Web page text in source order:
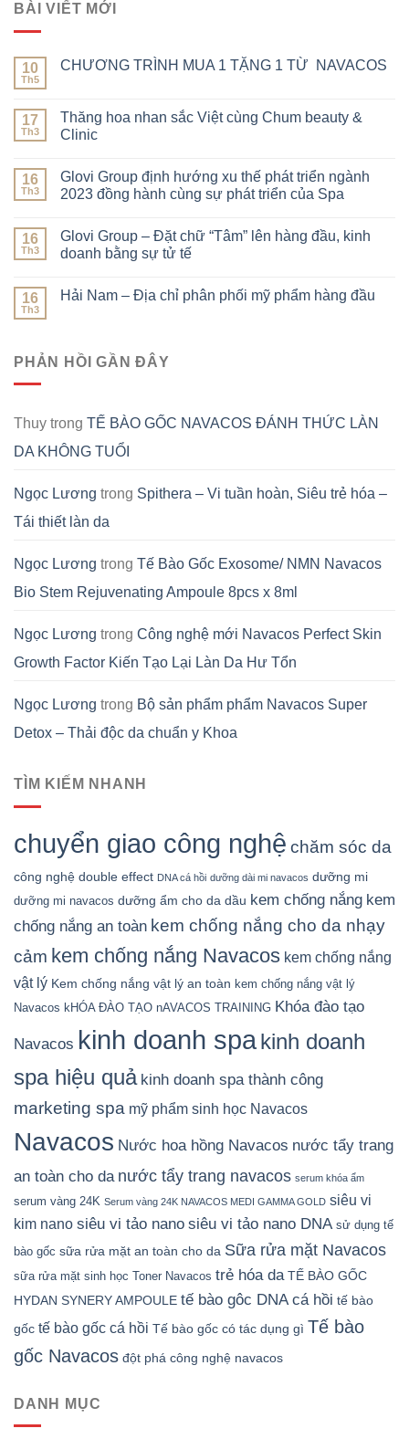
BÀI VIẾT MỚI
10
Th5
CHƯƠNG TRÌNH MUA 1 TẶNG 1 TỪ NAVACOS
17
Th3
Thăng hoa nhan sắc Việt cùng Chum beauty &
Clinic
16
Th3
Glovi Group định hướng xu thế phát triển ngành
2023 đồng hành cùng sự phát triển của Spa
16
Th3
Glovi Group – Đặt chữ “Tâm” lên hàng đầu, kinh
doanh bằng sự tử tế
16
Th3
Hải Nam – Địa chỉ phân phối mỹ phẩm hàng đầu
PHẢN HỒI GẦN ĐÂY
Thuy trong TẾ BÀO GỐC NAVACOS ĐÁNH THỨC LÀN
DA KHÔNG TUỔI
Ngọc Lương trong Spithera – Vi tuần hoàn, Siêu trẻ hóa –
Tái thiết làn da
Ngọc Lương trong Tế Bào Gốc Exosome/ NMN Navacos
Bio Stem Rejuvenating Ampoule 8pcs x 8ml
Ngọc Lương trong Công nghệ mới Navacos Perfect Skin
Growth Factor Kiến Tạo Lại Làn Da Hư Tổn
Ngọc Lương trong Bộ sản phẩm phẩm Navacos Super
Detox – Thải độc da chuẩn y Khoa
TÌM KIẾM NHANH
chuyển giao công nghệ chăm sóc da
công nghệ double effect DNA cá hồi dưỡng dài mi navacos dưỡng mi
dưỡng mi navacos dưỡng ẩm cho da dầu kem chống nắng kem
chống nắng an toàn kem chống nắng cho da nhạy
cảm kem chống nắng Navacos kem chống nắng
vật lý Kem chống nắng vật lý an toàn kem chống nắng vật lý
Navacos kHÓA ĐÀO TẠO nAVACOS TRAINING Khóa đào tạo
Navacos kinh doanh spakinh doanh
spa hiệu quả kinh doanh spa thành công
marketing spa mỹ phẩm sinh học Navacos
Navacos Nước hoa hồng Navacos nước tẩy trang
an toàn cho da nước tẩy trang navacos serum khóa ẩm
serum vàng 24K Serum vàng 24K NAVACOS MEDI GAMMA GOLD siêu vi
kim nano siêu vi tảo nano siêu vi tảo nano DNA sử dụng tế
bào gốc sữa rửa mặt an toàn cho da Sữa rửa mặt Navacos
sữa rửa mặt sinh học Toner Navacos trẻ hóa da TẾ BÀO GỐC
HYDAN SYNERY AMPOULE tế bào gôc DNA cá hồi tế bào
gốc tế bào gốc cá hồi Tế bào gốc có tác dụng gì Tế bào
gốc Navacos đột phá công nghệ navacos
DANH MỤC